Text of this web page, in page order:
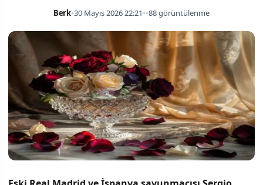
Berk•30 Mayıs 2026 22:21••88 görüntülenme